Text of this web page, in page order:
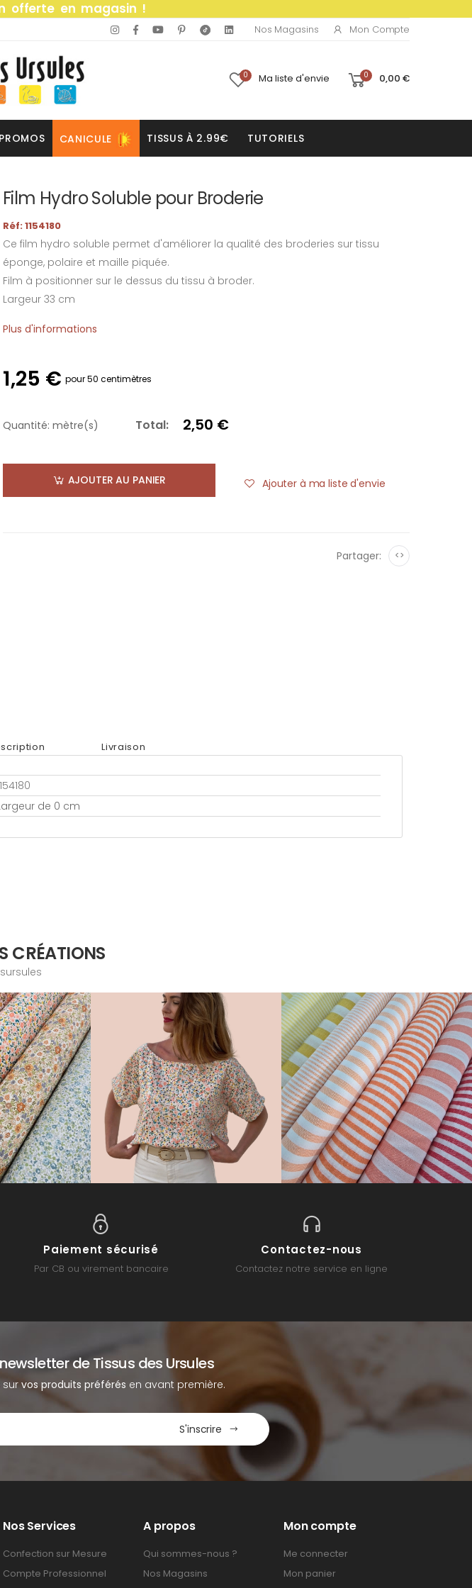
offerte en magasin !
Nos Magasins Mon Compte
0 Ma liste d'envie 0 0,00 €
PROMOS CANICULE TISSUS À 2.99€ TUTORIELS
Film Hydro Soluble pour Broderie
Réf: 1154180
Ce film hydro soluble permet d'améliorer la qualité des broderies sur tissu
éponge, polaire et maille piquée.
Film à positionner sur le dessus du tissu à broder.
Largeur 33 cm
Plus d'informations
1,25 € pour 50 centimètres
Quantité: mètre(s) Total: 2,50 €
AJOUTER AU PANIER Ajouter à ma liste d'envie
Partager: <>
Livraison
de 0 cm
CRÉATIONS
Paiement sécurisé
Par CB ou virement bancaire
Contactez-nous
Contactez notre service en ligne
de Tissus des Ursules
survos produits préférés en avant première.
S'inscrire
Nos Services
Confection sur Mesure
Compte Professionnel
A propos
Qui sommes-nous ?
Nos Magasins
Mon compte
Me connecter
Mon panier